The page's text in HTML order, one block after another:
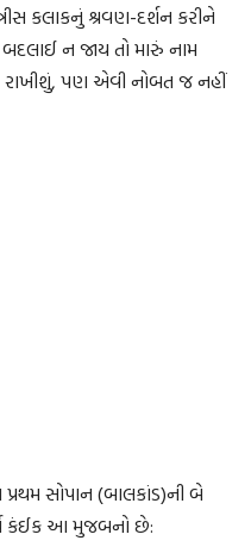
કલાકનું શ્રવણ-દર્શન કરીને
ન જાય તો મારું નામ
પણ એવી નોબત જ નહીં
સોપાન (બાલકાંડ)ની બે
કંઈક આ મુજબનો છે: